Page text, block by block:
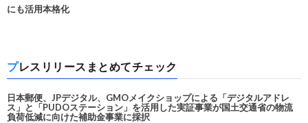
にも活用本格化
プレスリリースまとめてチェック
日本郵便、JPデジタル、GMOメイクショップによる「デジタルアドレ
ス」と「PUDOステーション」を活用した実証事業が国土交通省の物流
負荷低減に向けた補助金事業に採択